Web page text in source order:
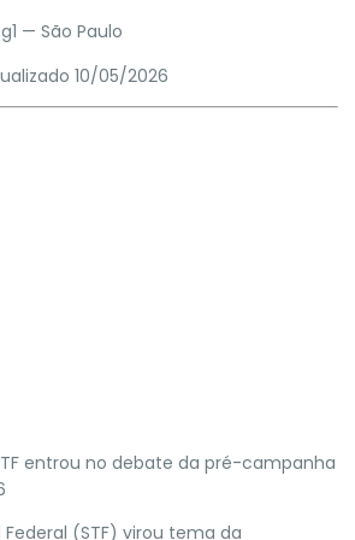
— São Paulo
10/05/2026
entrou no debate da pré-campanha
(STF) virou tema da